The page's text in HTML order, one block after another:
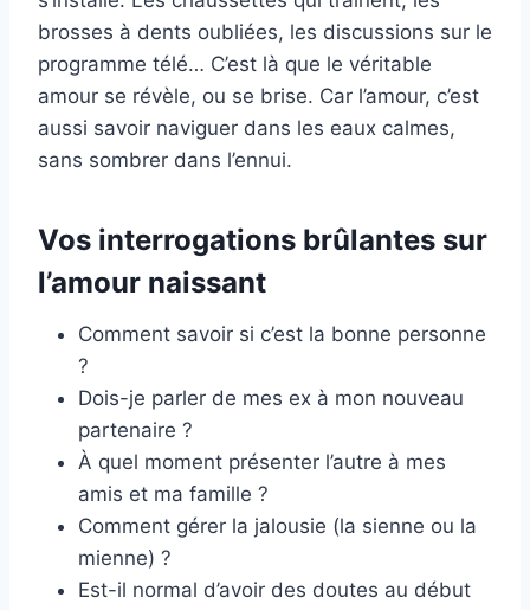
brosses à dents oubliées, les discussions sur le
programme télé… C’est là que le véritable
amour se révèle, ou se brise. Car l’amour, c’est
aussi savoir naviguer dans les eaux calmes,
sans sombrer dans l’ennui.
Vos interrogations brûlantes sur
l’amour naissant
Comment savoir si c’est la bonne personne
?
Dois-je parler de mes ex à mon nouveau
partenaire ?
À quel moment présenter l’autre à mes
amis et ma famille ?
Comment gérer la jalousie (la sienne ou la
mienne) ?
Est-il normal d’avoir des doutes au début